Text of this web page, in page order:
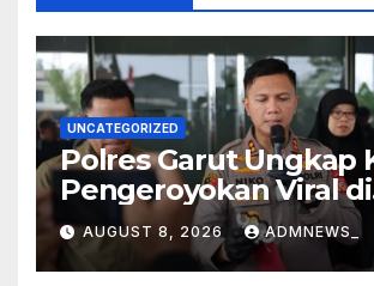
UNCATEGORIZED
Polres Garut Ungkap
Pengeroyokan Viral di
Tarogong Kaler,
Knalpot Brong
AUGUST 8, 2026 ADMNEWS_